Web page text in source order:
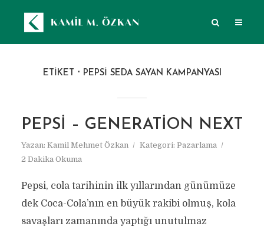
ETIKET PEPSI SEDA SAYAN KAMPANYASI
PEPSI – GENERATION NEXT
Yazan: Kamil Mehmet Özkan Kategori: Pazarlama
2 Dakika Okuma
Pepsi, cola tarihinin ilk yıllarından günümüze
dek Coca-Cola’nın en büyük rakibi olmuş, kola
savaşları zamanında yaptığı unutulmaz